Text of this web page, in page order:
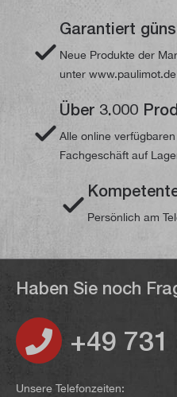
Garantiert
Neue Produkte der
unter
Über 3.000
Alle online
Fachgeschäft auf
Persönlich am
Haben Sie noch
+49 731
Unsere Telefonzeiten: